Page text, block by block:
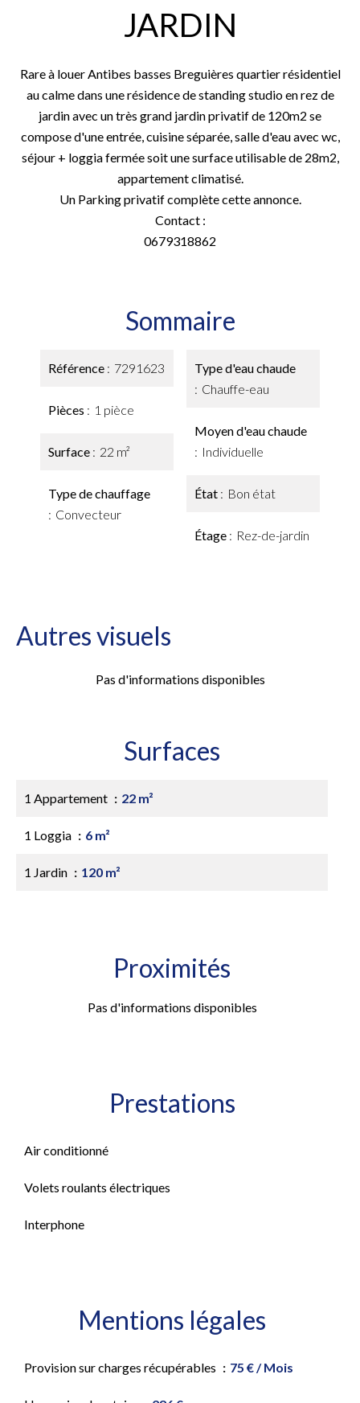
JARDIN
Rare à louer Antibes basses Breguières quartier résidentiel
au calme dans une résidence de standing studio en rez de
jardin avec un très grand jardin privatif de 120m2 se
compose d'une entrée, cuisine séparée, salle d'eau avec wc,
séjour + loggia fermée soit une surface utilisable de 28m2,
appartement climatisé.
Un Parking privatif complète cette annonce.
Contact :
0679318862
Sommaire
Référence 7291623
Pièces 1 pièce
Surface 22 m²
Type de chauffage
Convecteur
Type d'eau chaude
Chauffe-eau
Moyen d'eau chaude
Individuelle
État Bon état
Étage Rez-de-jardin
Autres visuels
Pas d'informations disponibles
Surfaces
1 Appartement 22 m²
1 Loggia 6 m²
1 Jardin 120 m²
Proximités
Pas d'informations disponibles
Prestations
Air conditionné
Volets roulants électriques
Interphone
Mentions légales
Provision sur charges récupérables 75 € / Mois